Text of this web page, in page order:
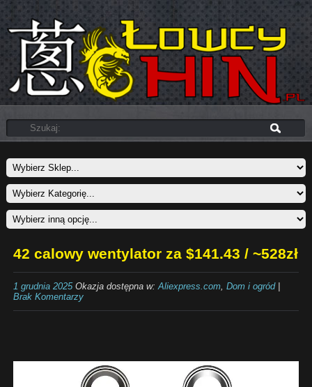
42 calowy wentylator za $141.43 / ~528zł
1 grudnia 2025Okazja dostępna w:Aliexpress.com, Dom i ogród|
Brak Komentarzy